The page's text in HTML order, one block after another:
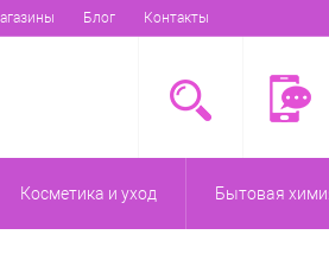
Блог Контакты
Косметика и уход Бытовая